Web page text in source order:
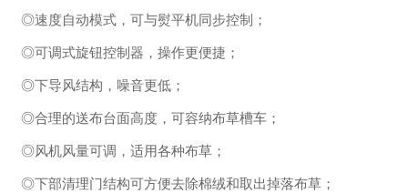
◎速度自动模式，可与熨平机同步控制；
◎可调式旋钮控制器，操作更便捷；
◎下导风结构，噪音更低；
◎合理的送布台面高度，可容纳布草槽车；
◎风机风量可调，适用各种布草；
◎下部清理门结构可方便去除棉绒和取出掉落布草；